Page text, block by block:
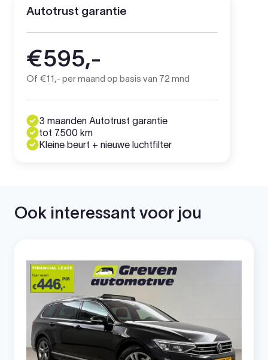
Autotrust garantie
€595,-
Of €11,- per maand op basis van 72 mnd
3 maanden Autotrust garantie
tot 7.500 km
Kleine beurt + nieuwe luchtfilter
Ook interessant voor jou